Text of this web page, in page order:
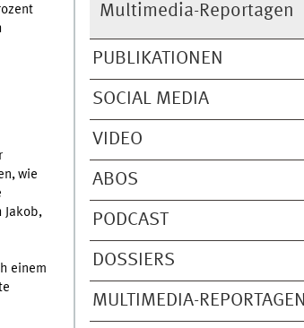
Multimedia-Reportagen
PUBLIKATIONEN
SOCIAL MEDIA
VIDEO
ABOS
PODCAST
DOSSIERS
MULTIMEDIA-REPORTAGEN
wie
Jakob,
einem